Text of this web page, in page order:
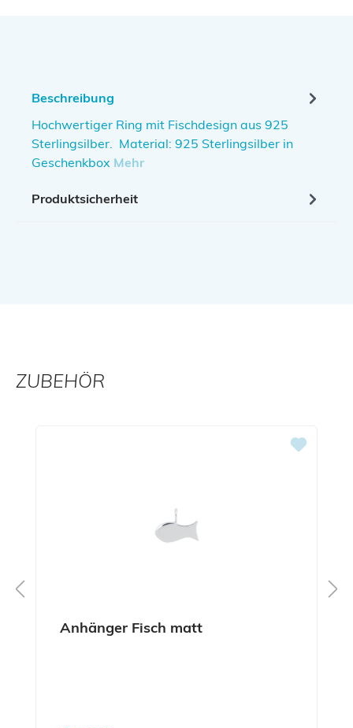
Beschreibung
Hochwertiger Ring mit Fischdesign aus 925
Sterlingsilber. Material: 925 Sterlingsilber in
Geschenkbox Mehr
Produktsicherheit
ZUBEHÖR
Anhänger Fisch matt